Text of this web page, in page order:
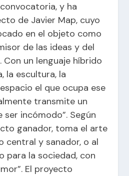
y ha
de Javier Map, cuyo
en el objeto como
de las ideas y del
Con un lenguaje híbrido
la escultura, la
el que ocupa ese
transmite un
ser incómodo”. Según
ganador, toma el arte
central y sanador, o al
para la sociedad, con
El proyecto